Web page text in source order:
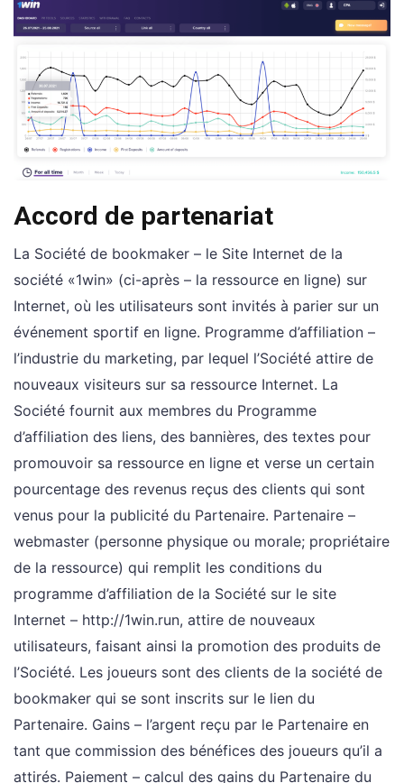
Accord de partenariat
La Société de bookmaker – le Site Internet de la
société «1win» (ci-après – la ressource en ligne) sur
Internet, où les utilisateurs sont invités à parier sur un
événement sportif en ligne. Programme d’affiliation –
l’industrie du marketing, par lequel l’Société attire de
nouveaux visiteurs sur sa ressource Internet. La
Société fournit aux membres du Programme
d’affiliation des liens, des bannières, des textes pour
promouvoir sa ressource en ligne et verse un certain
pourcentage des revenus reçus des clients qui sont
venus pour la publicité du Partenaire. Partenaire –
webmaster (personne physique ou morale; propriétaire
de la ressource) qui remplit les conditions du
programme d’affiliation de la Société sur le site
Internet – http://1win.run, attire de nouveaux
utilisateurs, faisant ainsi la promotion des produits de
l’Société. Les joueurs sont des clients de la société de
bookmaker qui se sont inscrits sur le lien du
Partenaire. Gains – l’argent reçu par le Partenaire en
tant que commission des bénéfices des joueurs qu’il a
attirés. Paiement – calcul des gains du Partenaire du